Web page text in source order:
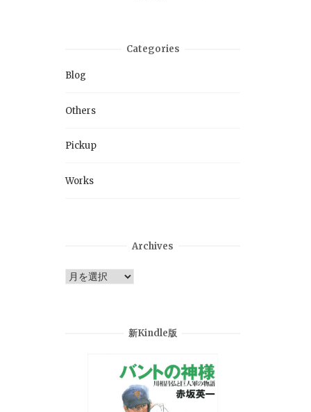
Categories
Blog
Others
Pickup
Works
Archives
Archives
新Kindle版